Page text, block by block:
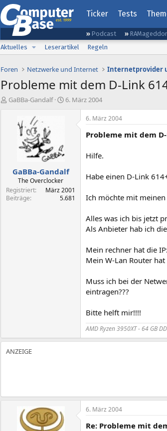
Ticker Tests
Podcast
Aktuelles
Leserartikel Regeln
Foren Netzwerke und Internet Internetprovider
Probleme mit dem D-Link
E
GaBBa-Gandalf
E
a
6. März 2004
GaBBa-Gandalf
The Overclocker
Registriert
März 2001
Beiträge
5.681
6. März 2004
Probleme mit dem
Hilfe.
Habe einen D-Link
Ich möchte mit
Alles was ich bis jetzt
Als Anbieter hab ich
Mein rechner hat die
Mein W-Lan Router
Muss ich bei der
eintragen???
Bitte helft mir!!!!
AMD Ryzen 3950XT - 64 GB
6. März 2004
Re: Probleme mit